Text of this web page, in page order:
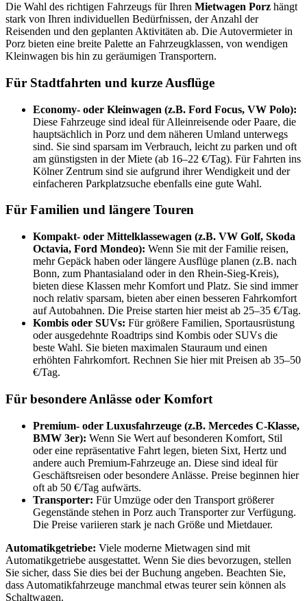
Die Wahl des richtigen Fahrzeugs für Ihren Mietwagen Porz hängt
stark von Ihren individuellen Bedürfnissen, der Anzahl der
Reisenden und den geplanten Aktivitäten ab. Die Autovermieter in
Porz bieten eine breite Palette an Fahrzeugklassen, von wendigen
Kleinwagen bis hin zu geräumigen Transportern.
Für Stadtfahrten und kurze Ausflüge
Economy- oder Kleinwagen (z.B. Ford Focus, VW Polo):
Diese Fahrzeuge sind ideal für Alleinreisende oder Paare, die
hauptsächlich in Porz und dem näheren Umland unterwegs
sind. Sie sind sparsam im Verbrauch, leicht zu parken und oft
am günstigsten in der Miete (ab 16–22 €/Tag). Für Fahrten ins
Kölner Zentrum sind sie aufgrund ihrer Wendigkeit und der
einfacheren Parkplatzsuche ebenfalls eine gute Wahl.
Für Familien und längere Touren
Kompakt- oder Mittelklassewagen (z.B. VW Golf, Skoda
Octavia, Ford Mondeo): Wenn Sie mit der Familie reisen,
mehr Gepäck haben oder längere Ausflüge planen (z.B. nach
Bonn, zum Phantasialand oder in den Rhein-Sieg-Kreis),
bieten diese Klassen mehr Komfort und Platz. Sie sind immer
noch relativ sparsam, bieten aber einen besseren Fahrkomfort
auf Autobahnen. Die Preise starten hier meist ab 25–35 €/Tag.
Kombis oder SUVs: Für größere Familien, Sportausrüstung
oder ausgedehnte Roadtrips sind Kombis oder SUVs die
beste Wahl. Sie bieten maximalen Stauraum und einen
erhöhten Fahrkomfort. Rechnen Sie hier mit Preisen ab 35–50
€/Tag.
Für besondere Anlässe oder Komfort
Premium- oder Luxusfahrzeuge (z.B. Mercedes C-Klasse,
BMW 3er): Wenn Sie Wert auf besonderen Komfort, Stil
oder eine repräsentative Fahrt legen, bieten Sixt, Hertz und
andere auch Premium-Fahrzeuge an. Diese sind ideal für
Geschäftsreisen oder besondere Anlässe. Preise beginnen hier
oft ab 50 €/Tag aufwärts.
Transporter: Für Umzüge oder den Transport größerer
Gegenstände stehen in Porz auch Transporter zur Verfügung.
Die Preise variieren stark je nach Größe und Mietdauer.
Automatikgetriebe: Viele moderne Mietwagen sind mit
Automatikgetriebe ausgestattet. Wenn Sie dies bevorzugen, stellen
Sie sicher, dass Sie dies bei der Buchung angeben. Beachten Sie,
dass Automatikfahrzeuge manchmal etwas teurer sein können als
Schaltwagen.